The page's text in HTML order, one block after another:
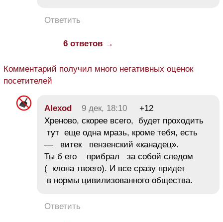
Ответить
6 ответов →
Комментарий получил много негативных оценок
посетителей
Alexod 9 дек, 18:10
+12
Хреново, скорее всего, будет проходить
тут еще одна мразь, кроме тебя, есть
— витек пензенский «канадец».
Ты б его прибрал за собой следом
( клона твоего). И все сразу придет
в нормы цивилизованного общества.
Ответить